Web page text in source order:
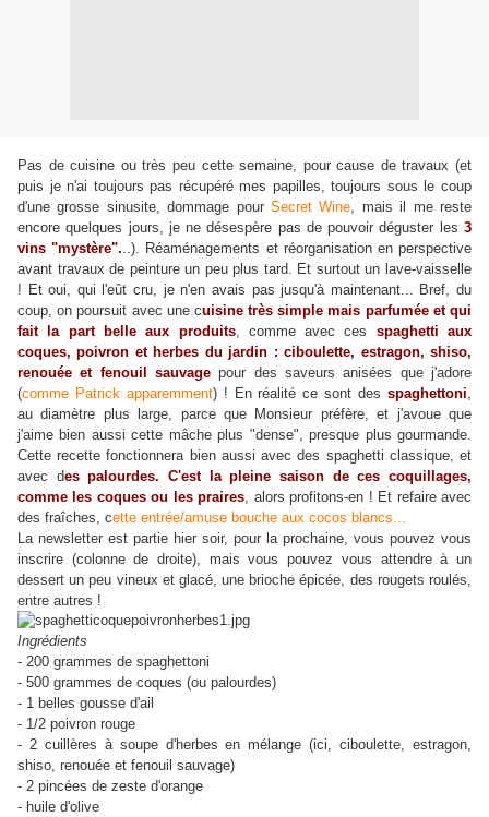
Pas de cuisine ou très peu cette semaine, pour cause de travaux (et
puis je n'ai toujours pas récupéré mes papilles, toujours sous le coup
d'une grosse sinusite, dommage pour Secret Wine, mais il me reste
encore quelques jours, je ne désespère pas de pouvoir déguster les 3
vins "mystère"...). Réaménagements et réorganisation en perspective
avant travaux de peinture un peu plus tard. Et surtout un lave-vaisselle
! Et oui, qui l'eût cru, je n'en avais pas jusqu'à maintenant... Bref, du
coup, on poursuit avec une cuisine très simple mais parfumée et qui
fait la part belle aux produits, comme avec ces spaghetti aux
coques, poivron et herbes du jardin : ciboulette, estragon, shiso,
renouée et fenouil sauvage pour des saveurs anisées que j'adore
(comme Patrick apparemment) ! En réalité ce sont desspaghettoni,
au diamètre plus large, parce que Monsieur préfère, et j'avoue que
j'aime bien aussi cette mâche plus "dense", presque plus gourmande.
Cette recette fonctionnera bien aussi avec des spaghetti classique, et
avec des palourdes. C'est la pleine saison de ces coquillages,
comme les coques ou les praires, alors profitons-en ! Et refaire avec
des fraîches, cette entrée/amuse bouche aux cocos blancs...
La newsletter est partie hier soir, pour la prochaine, vous pouvez vous
inscrire (colonne de droite), mais vous pouvez vous attendre à un
dessert un peu vineux et glacé, une brioche épicée, des rougets roulés,
entre autres !
Ingrédients
- 200 grammes de spaghettoni
- 500 grammes de coques (ou palourdes)
- 1 belles gousse d'ail
- 1/2 poivron rouge
- 2 cuillères à soupe d'herbes en mélange (ici, ciboulette, estragon,
shiso, renouée et fenouil sauvage)
- 2 pincées de zeste d'orange
- huile d'olive